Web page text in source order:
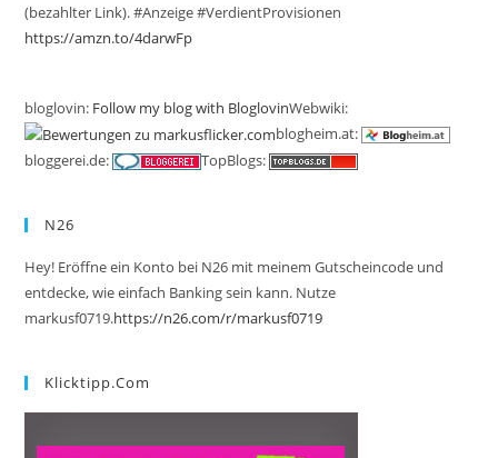
(bezahlter Link). #Anzeige #VerdientProvisionen
https://amzn.to/4darwFp
bloglovin: Follow my blog with BloglovinWebwiki:
blogheim.at:
bloggerei.de:
TopBlogs:
N26
Hey! Eröffne ein Konto bei N26 mit meinem Gutscheincode und
entdecke, wie einfach Banking sein kann. Nutze
markusf0719.https://n26.com/r/markusf0719
Klicktipp.com